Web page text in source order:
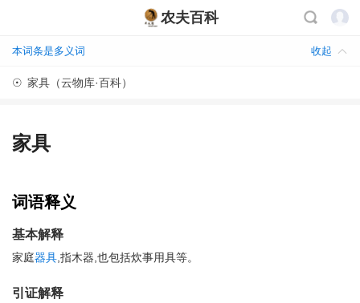
农夫百科
本词条是多义词 收起
☉ 家具（云物库·百科）
家具
词语释义
基本解释
家庭器具 ,指木器,也包括炊事用具等。
引证解释